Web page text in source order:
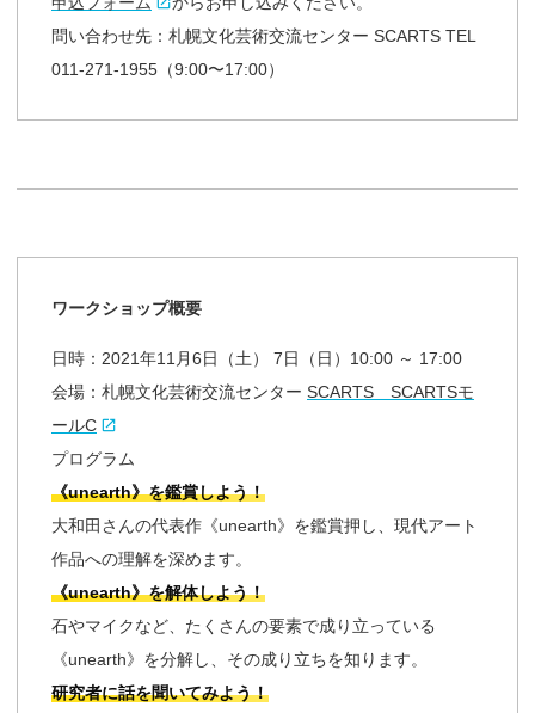
問い合わせ先：札幌文化芸術交流センター SCARTS TEL
011-271-1955（9:00〜17:00）
ワークショップ概要
日時：2021年11月6日（土） 7日（日）10:00 ～ 17:00
会場：札幌文化芸術交流センター SCARTS SCARTSモ
ールC
プログラム
《unearth》を鑑賞しよう！
大和田さんの代表作《unearth》を鑑賞押し、現代アート
作品への理解を深めます。
《unearth》を解体しよう！
石やマイクなど、たくさんの要素で成り立っている
《unearth》を分解し、その成り立ちを知ります。
研究者に話を聞いてみよう！